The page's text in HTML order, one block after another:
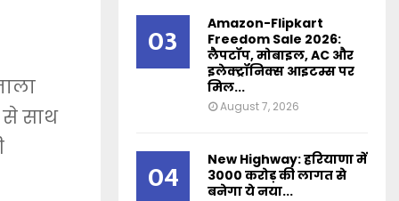
से साथ
03
Amazon-Flipkart
Freedom Sale 2026:
लैपटॉप, मोबाइल, AC और
इलेक्ट्रॉनिक्स आइटम्स पर
मिल...
August 7, 2026
04
New Highway: हरियाणा में
3000 करोड़ की लागत से
बनेगा ये नया...